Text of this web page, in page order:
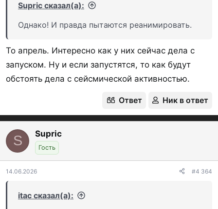
Supric сказал(а):
Однако! И правда пытаются реанимировать.
То апрель. Интересно как у них сейчас дела с
запуском. Ну и если запустятся, то как будут
обстоять дела с сейсмической активностью.
Ответ Ник в ответ
S Supric
Гость
14.06.2026 #4 364
itac сказал(а):